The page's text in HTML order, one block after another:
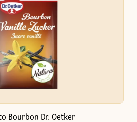
Bourbon Dr. Oetker